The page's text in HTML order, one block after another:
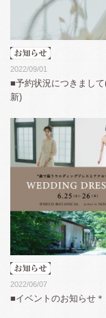
2022/09/01
■予約状況につきまし
新)
2022/06/07
■イベントのお知らせ＊